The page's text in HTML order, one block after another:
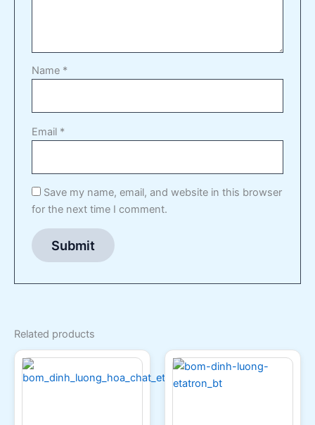
Name *
Email *
Save my name, email, and website in this browser
for the next time I comment.
Related products